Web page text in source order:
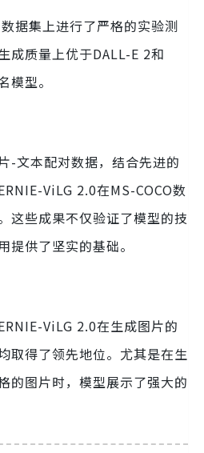
据集上进行了严格的实验测
成质量上优于DALL-E 2和
型。
-文本配对数据，结合先进的
ViLG 2.0在MS-COCO数
这些成果不仅验证了模型的技
提供了坚实的基础。
ViLG 2.0在生成图片的
取得了领先地位。尤其是在生
的图片时，模型展示了强大的